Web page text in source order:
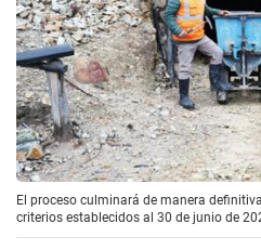
El proceso culminará de manera
criterios establecidos al 30 de junio de